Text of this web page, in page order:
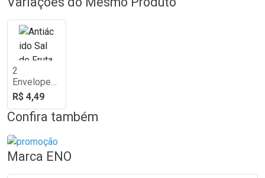
2
Envelopes
de 5g
R$ 4,49
Confira também
Marca ENO